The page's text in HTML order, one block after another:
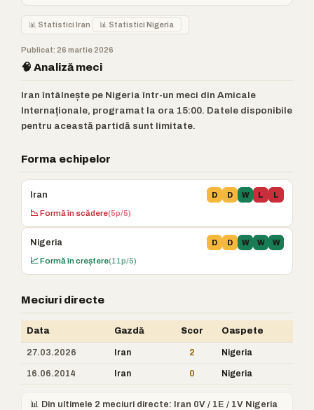
📊 Statistici Iran 📊 Statistici Nigeria
Publicat: 26 martie 2026
🧠 Analiză meci
Iran întâlnește pe Nigeria într-un meci din Amicale
Internaționale, programat la ora 15:00. Datele disponibile
pentru această partidă sunt limitate.
Forma echipelor
Iran D D W L L
📉 Formă în scădere(5p/5)
Nigeria D D W W W
📈 Formă în creștere(11p/5)
Meciuri directe
Data Gazdă Scor Oaspete
27.03.2026 Iran 2 Nigeria
16.06.2014 Iran 0 Nigeria
📊 Din ultimele 2 meciuri directe: Iran 0V / 1E / 1V Nigeria